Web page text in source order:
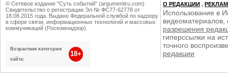
© Сетевое издание "Суть событий" (argumentiru.com)
Свидетельство о регистрации Эл № ФС77-62778 от
18.08.2015 года. Выдано Федеральной службой по надзору
в сфере связи, информационных технологий и массовых
коммуникаций (Роскомнадзор).
Возрастная категория
сайта:
18+
О РЕДАКЦИИ ,
Использование в
видеоматериалов,
разрешения
гиперссылки на
точного
редакции